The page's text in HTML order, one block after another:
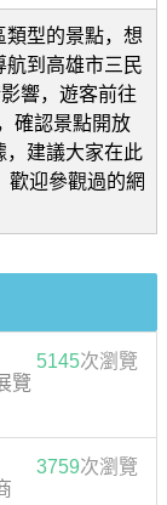
類型的景點，想
航到高雄市三民
響，遊客前往
確認景點開放
，建議大家在此
歡迎參觀過的網
5145次瀏覽
覽
3759次瀏覽